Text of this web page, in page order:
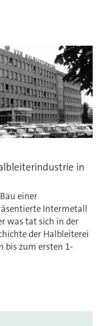
in
einer
Intermetall
was tat sich in der
der Halbleiterei
bis zum ersten 1-